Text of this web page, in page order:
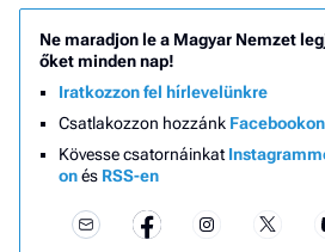
Ne maradjon le a Magyar Nemzet
őket minden nap!
Iratkozzon fel hírlevelünkre
Csatlakozzon hozzánk Facebookon
Kövesse csatornáinkat
onés RSS-en